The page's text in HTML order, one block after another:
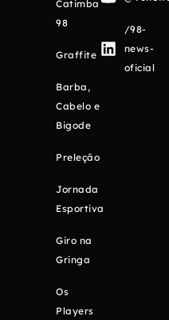
Catimba
98
Graffite
Barba,
Cabelo e
Bigode
Preleção
Jornada
Esportiva
Giro na
Gringa
Os
Players
/98-
news-
oficial